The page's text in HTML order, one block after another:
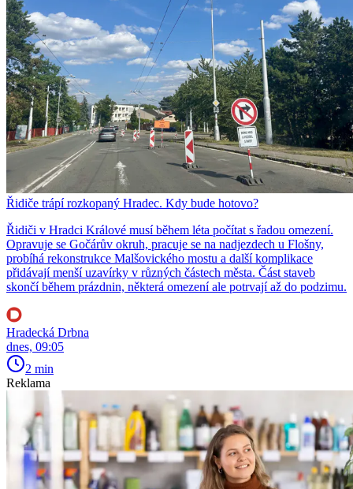
Řidiče trápí rozkopaný Hradec. Kdy bude hotovo?
Řidiči v Hradci Králové musí během léta počítat s řadou omezení.
Opravuje se Gočárův okruh, pracuje se na nadjezdech u Flošny,
probíhá rekonstrukce Malšovického mostu a další komplikace
přidávají menší uzavírky v různých částech města. Část staveb
skončí během prázdnin, některá omezení ale potrvají až do podzimu.
Hradecká Drbna
dnes, 09:05
2 min
Reklama